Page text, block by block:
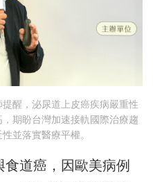
醒，泌尿道上皮癌疾病嚴重性
期盼台灣加速接軌國際治療趨
並落實醫療平權。
食道癌，因歐美病例